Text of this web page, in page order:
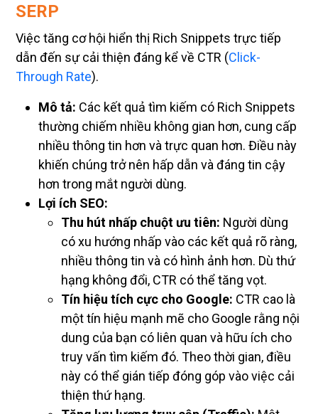
SERP
Việc tăng cơ hội hiển thị Rich Snippets trực tiếp
dẫn đến sự cải thiện đáng kể về CTR (Click-
Through Rate).
Mô tả: Các kết quả tìm kiếm có Rich Snippets
thường chiếm nhiều không gian hơn, cung cấp
nhiều thông tin hơn và trực quan hơn. Điều này
khiến chúng trở nên hấp dẫn và đáng tin cậy
hơn trong mắt người dùng.
Lợi ích SEO:
Thu hút nhấp chuột ưu tiên: Người dùng
có xu hướng nhấp vào các kết quả rõ ràng,
nhiều thông tin và có hình ảnh hơn. Dù thứ
hạng không đổi, CTR có thể tăng vọt.
Tín hiệu tích cực cho Google: CTR cao là
một tín hiệu mạnh mẽ cho Google rằng nội
dung của bạn có liên quan và hữu ích cho
truy vấn tìm kiếm đó. Theo thời gian, điều
này có thể gián tiếp đóng góp vào việc cải
thiện thứ hạng.